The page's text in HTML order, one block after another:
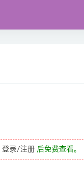
登录/注册后免费查看。